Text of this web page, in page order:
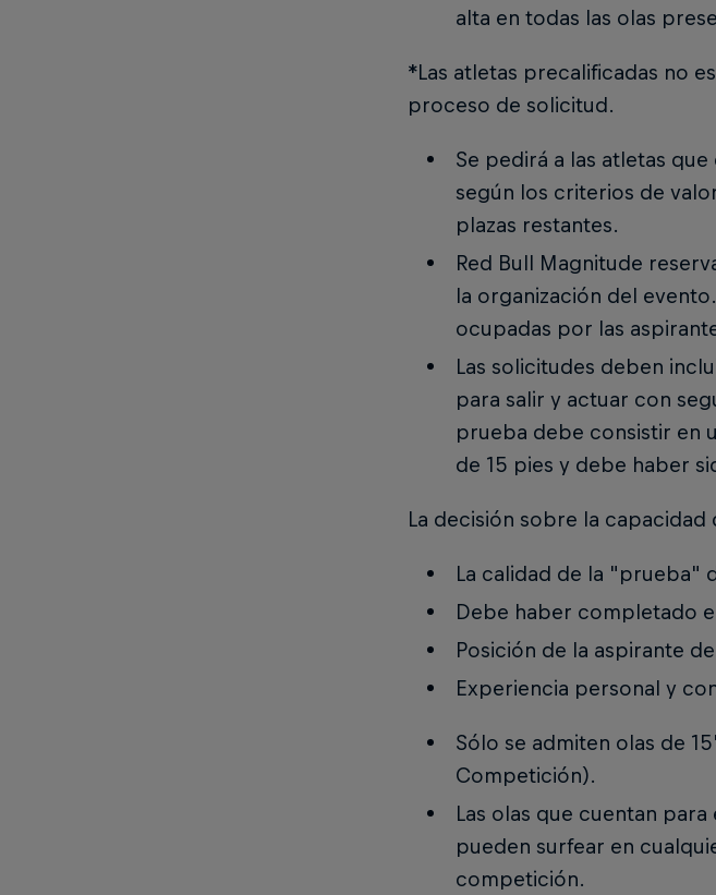
alta en todas las olas
*Las atletas precalificadas no
proceso de solicitud.
Se pedirá a las atletas
según los criterios de
plazas restantes.
Red Bull Magnitude
la organización del
ocupadas por las
Las solicitudes deben
para salir y actuar con
prueba debe consistir en
de 15 pies y debe haber
La decisión sobre la
La calidad de la "prueba"
Debe haber completado
Posición de la aspirante
Experiencia personal y
Sólo se admiten olas de
Competición).
Las olas que cuentan
pueden surfear en
competición.